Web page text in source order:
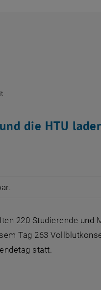
die HTU
220 Studierende
Tag 263
statt.